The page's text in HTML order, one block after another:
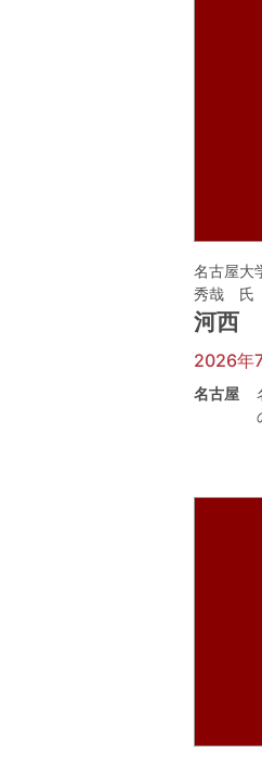
名古屋
秀哉 氏
河西
2026年
名古屋